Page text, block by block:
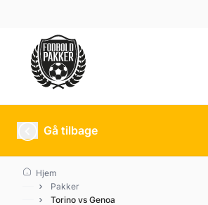
Torino vs Genoa
Gå tilbage
Hjem
Pakker
Torino vs Genoa